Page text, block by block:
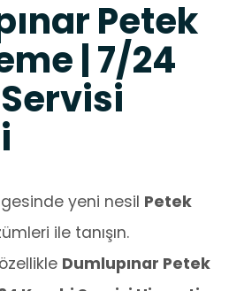
Petek
| 7/24
yeni nesil Petek
ile tanışın.
Dumlupınar Petek